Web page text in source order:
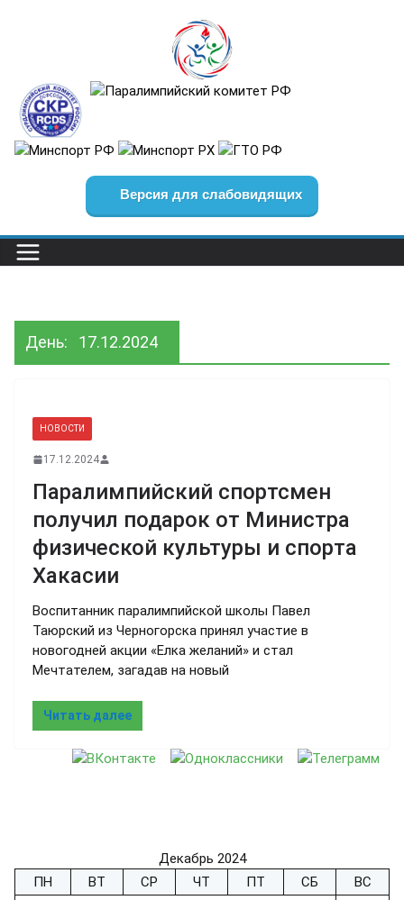
Версия для слабовидящих
День: 17.12.2024
НОВОСТИ
17.12.2024
Паралимпийский спортсмен
получил подарок от Министра
физической культуры и спорта
Хакасии
Воспитанник паралимпийской школы Павел
Таюрский из Черногорска принял участие в
новогодней акции «Елка желаний» и стал
Мечтателем, загадав на новый
Читать далее
Декабрь 2024
ПН
ВТ СР ЧТ ПТ СБ
ВС